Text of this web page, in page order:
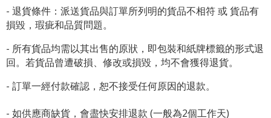
- 退貨條件：派送貨品與訂單所列明的貨品不相符 或 貨品有
損毀，瑕疵和品質問題。
- 所有貨品均需以其出售的原狀，即包裝和紙牌標籤的形式退
回。若貨品曾遭破損、修改或損毀，均不會獲得退貨。
- 訂單一經付款確認，恕不接受任何原因的退款。
- 如供應商缺貨，會盡快安排退款 (一般為2個工作天)